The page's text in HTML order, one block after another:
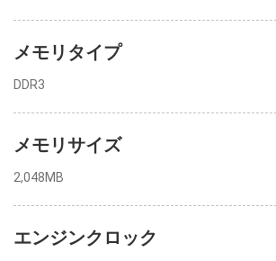
メモリタイプ
DDR3
メモリサイズ
2,048MB
エンジンクロック